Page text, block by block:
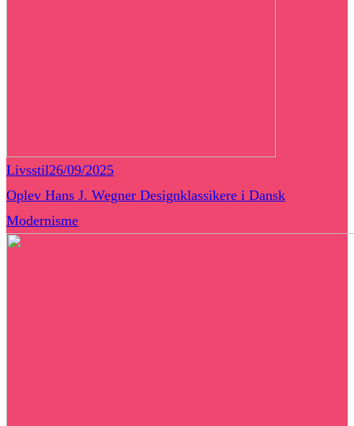
Livsstil26/09/2025
Oplev Hans J. Wegner Designklassikere i Dansk
Modernisme